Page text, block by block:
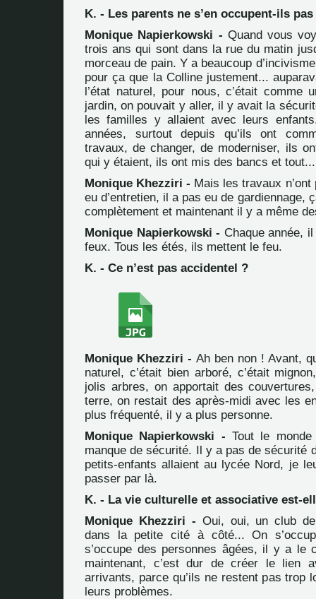
K. - Les parents ne s’en occupent-ils pas
Monique Napierkowski - Quand vous
trois ans qui sont dans la rue du matin
morceau de pain. Y a beaucoup
pour ça que la Colline justement...
l’état naturel, pour nous, c’était comme
jardin, on pouvait y aller, il y avait la
les familles y allaient avec leurs
années, surtout depuis qu’ils ont
travaux, de changer, de moderniser, ils
qui y étaient, ils ont mis des bancs et tout...
Monique Khezziri - Mais les travaux
eu d’entretien, il a pas eu de gardiennage,
complètement et maintenant il y a même
Monique Napierkowski - Chaque année,
feux. Tous les étés, ils mettent le feu.
K. - Ce n’est pas accidentel ?
Monique Khezziri - Ah ben non ! Avant,
naturel, c’était bien arboré, c’était
jolis arbres, on apportait des
terre, on restait des après-midi avec les
plus fréquenté, il y a plus personne.
Monique Napierkowski - Tout le
manque de sécurité. Il y a pas de sécurité
petits-enfants allaient au lycée Nord, je
passer par là.
K. - La vie culturelle et associative est-
Monique Khezziri - Oui, oui, un club
dans la petite cité à côté... On
s’occupe des personnes âgées, il y a le
maintenant, c’est dur de créer le lien
arrivants, parce qu’ils ne restent pas trop
leurs problèmes.